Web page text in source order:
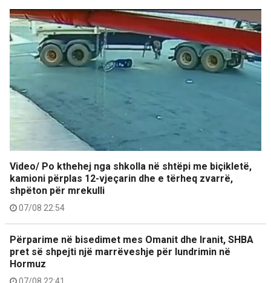
Video/ Po kthehej nga shkolla në shtëpi me biçikletë,
kamioni përplas 12-vjeçarin dhe e tërheq zvarrë,
shpëton për mrekulli
07/08 22:54
Përparime në bisedimet mes Omanit dhe Iranit, SHBA
pret së shpejti një marrëveshje për lundrimin në
Hormuz